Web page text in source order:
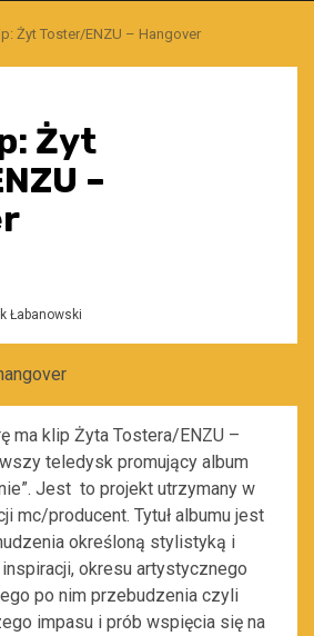
Żyt Toster/ENZU – Hangover
Żyt
–
Łabanowski
ma klip Żyta Tostera/ENZU –
teledysk promujący album
Jest to projekt utrzymany w
mc/producent. Tytuł albumu jest
określoną stylistyką i
okresu artystycznego
po nim przebudzenia czyli
impasu i prób wspięcia się na